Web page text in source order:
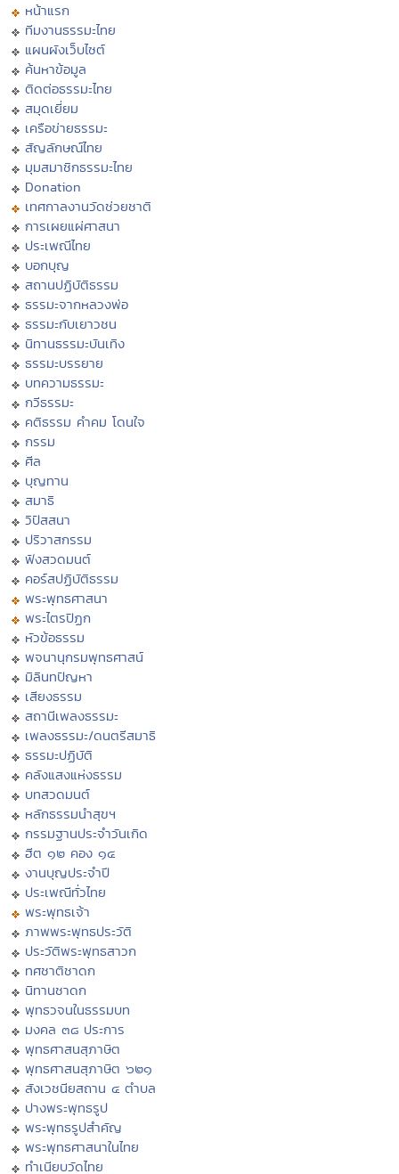
หน้าแรก
ทีมงานธรรมะไทย
แผนผังเว็บไซต์
ค้นหาข้อมูล
ติดต่อธรรมะไทย
สมุดเยี่ยม
เครือข่ายธรรมะ
สัญลักษณ์ไทย
มุมสมาชิกธรรมะไทย
Donation
เทศกาลงานวัดช่วยชาติ
การเผยแผ่ศาสนา
ประเพณีไทย
บอกบุญ
สถานปฏิบัติธรรม
ธรรมะจากหลวงพ่อ
ธรรมะกับเยาวชน
นิทานธรรมะบันเทิง
ธรรมะบรรยาย
บทความธรรมะ
กวีธรรมะ
คติธรรม คำคม โดนใจ
กรรม
ศีล
บุญทาน
สมาธิ
วิปัสสนา
ปริวาสกรรม
ฟังสวดมนต์
คอร์สปฏิบัติธรรม
พระพุทธศาสนา
พระไตรปิฏก
หัวข้อธรรม
พจนานุกรมพุทธศาสน์
มิลินทปัญหา
เสียงธรรม
สถานีเพลงธรรมะ
เพลงธรรมะ/ดนตรีสมาธิ
ธรรมะปฏิบัติ
คลังแสงแห่งธรรม
บทสวดมนต์
หลักธรรมนำสุขฯ
กรรมฐานประจำวันเกิด
ฮีต ๑๒ คอง ๑๔
งานบุญประจำปี
ประเพณีทั่วไทย
พระพุทธเจ้า
ภาพพระพุทธประวัติ
ประวัติพระพุทธสาวก
ทศชาติชาดก
นิทานชาดก
พุทธวจนในธรรมบท
มงคล ๓๘ ประการ
พุทธศาสนสุภาษิต
พุทธศาสนสุภาษิต ๖๒๑
สังเวชนียสถาน ๔ ตำบล
ปางพระพุทธรูป
พระพุทธรูปสำคัญ
พระพุทธศาสนาในไทย
ทำเนียบวัดไทย